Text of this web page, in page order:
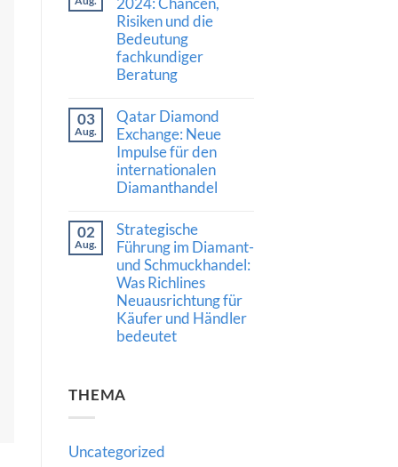
Saphir
erzielt
Rekordpreis:
Was
Auktionsergebnisse
über
hochwertiger
Edelsteine
verraten
Risiken und die
Bedeutung
fachkundiger
Beratung
zu
Diamantmarkt
2024:
Chancen,
Risiken
und
die
Beratung
03
Aug.
Qatar Diamond
Exchange: Neue
Impulse für den
internationalen
Diamanthandel
zu
Qatar
Diamond
Exchange:
Neue
Impulse
für
den
internationalen
Diamanthandel
02
Aug.
Strategische
Führung im Diamant-
und Schmuckhandel:
Was Richlines
Neuausrichtung für
Käufer und Händler
bedeutet
Strategische
Führung
Schmuckhandel:
THEMA
Uncategorized